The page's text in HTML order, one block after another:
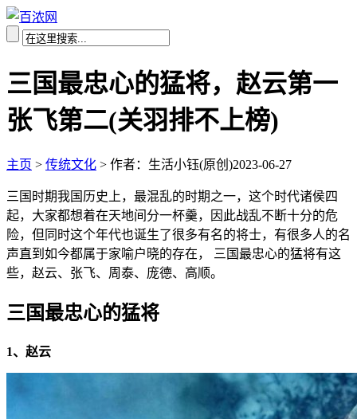
三国最忠心的猛将，赵云第一
张飞第二(关羽排不上榜)
主页 > 传统文化 > 作者：生活小钰(原创)2023-06-27
三国时期我国历史上，最混乱的时期之一，这个时代诸侯四
起，大家都想着在天地间分一杯羹，因此战乱不断十分的危
险，但同时这个年代也诞生了很多有名的将士，有很多人的名
声直到如今都属于家喻户晓的存在， 三国最忠心的猛将有这
些，赵云、张飞、周泰、庞德、高顺。
三国最忠心的猛将
1、赵云